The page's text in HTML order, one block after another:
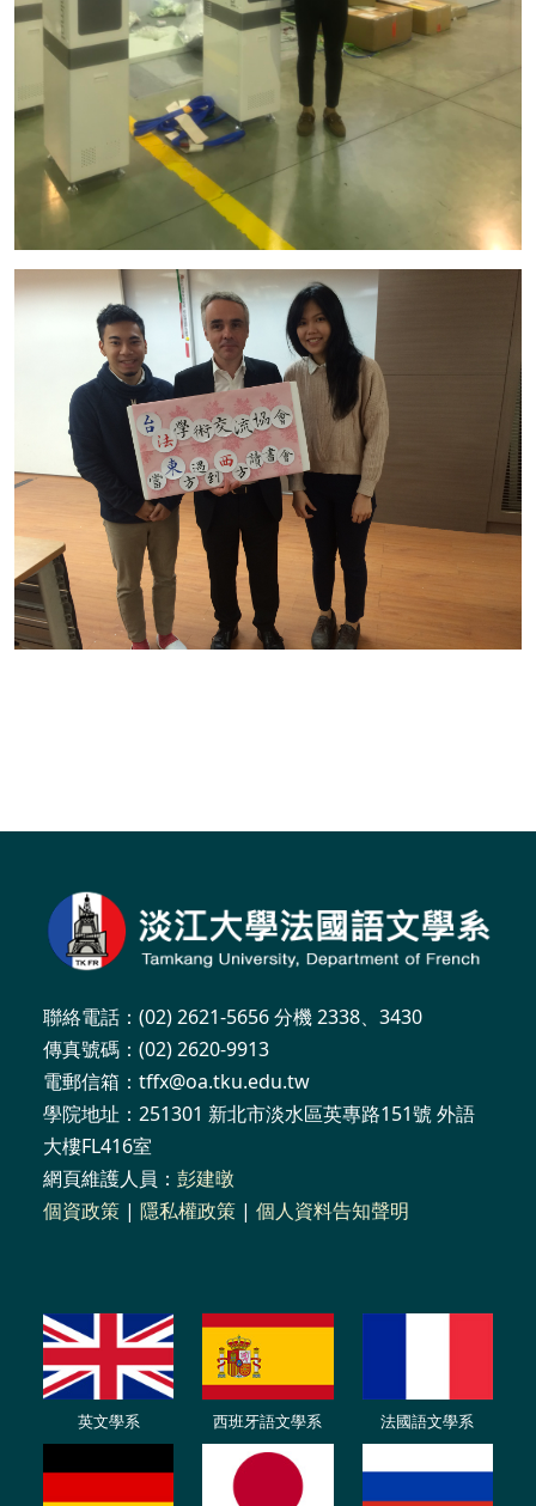
聯絡電話：(02) 2621-5656 分機 2338、3430
傳真號碼：(02) 2620-9913
電郵信箱：tffx@oa.tku.edu.tw
學院地址：251301 新北市淡水區英專路151號 外語
大樓FL416室
網頁維護人員： 彭建暾
個資政策 | 隱私權政策 | 個人資料告知聲明
英文學系 西班牙語文學系 法國語文學系